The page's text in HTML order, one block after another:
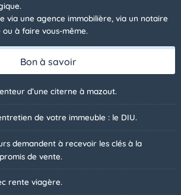
via une agence immobilière, via un notaire
à faire vous-même.
Bon à savoir
d’une citerne à mazout.
de votre immeuble : le DIU.
demandent à recevoir les clés à la
de vente.
rente viagère.